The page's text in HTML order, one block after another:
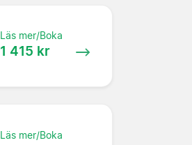
Läs mer/Boka
1 415 kr
Läs mer/Boka